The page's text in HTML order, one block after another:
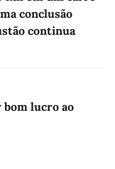
conclusão
continua
bom lucro ao